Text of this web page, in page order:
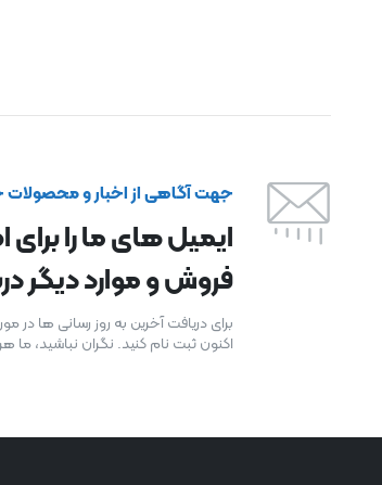
جهت آگاهی از اخبار و محصولات
ایمیل های ما را برای
فروش و موارد دیگر
برای دریافت آخرین به روز رسانی ها در
اکنون ثبت نام کنید. نگران نباشید، ما